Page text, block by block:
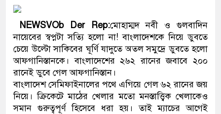
মাদক কারবারি গ্রেফতার
২৮ লাখ টাকার জাল নোটসহ
থানা পুলিশ
যেকোনো সময় বেনজীরের
নেতৃত্ব ও গণতন্ত্রের মূর্তমান প্রতীক
NEWSVOb Der Rep:মোহাম্মদ নবী ও গুলবাদিন
নায়েবের স্বপ্নটা সত্যি হলো না! বাংলাদেশকে নিয়ে ডুবতে
চেয়ে উল্টো সাকিবের ঘূর্ণি যাদুতে অতল সমুদ্রে ডুবতে হলো
আফগানিস্তানকে। বাংলাদেশের ২৬২ রানের জবাবে ২০০
রানেই ডুবে গেল আফগানিস্তান।
বাংলাদেশ সেমিফাইনালের পথে এগিয়ে গেল ৬২ রানের জয়
নিয়ে। ক্রিকেটে মাঠের খেলার মতো মনস্তাত্ত্বিক খেলাকেও
সমান গুরুত্বপূর্ণ হিসেবে ধরা হয়। তাই ম্যাচের আগেই